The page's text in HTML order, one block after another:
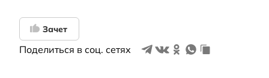
Зачет
Поделиться в соц. сетях